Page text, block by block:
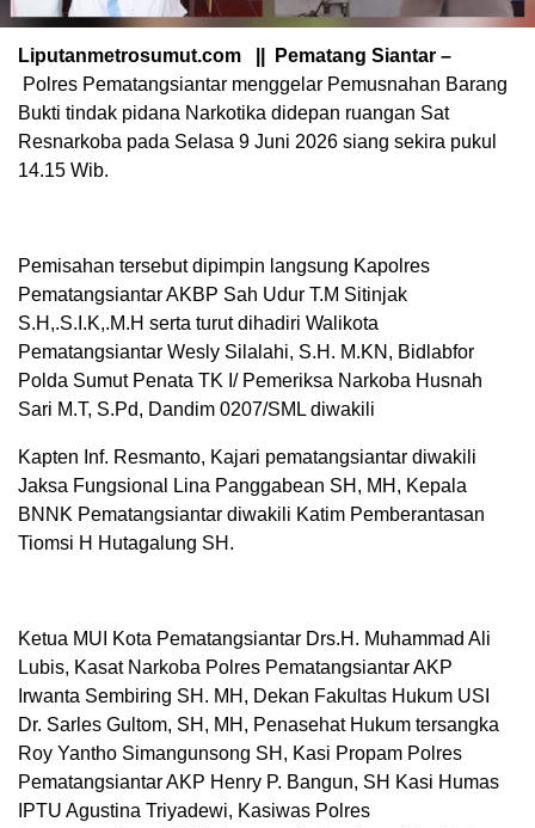
Liputanmetrosumut.com || Pematang Siantar –
Polres Pematangsiantar menggelar Pemusnahan Barang
Bukti tindak pidana Narkotika didepan ruangan Sat
Resnarkoba pada Selasa 9 Juni 2026 siang sekira pukul
14.15 Wib.
Pemisahan tersebut dipimpin langsung Kapolres
Pematangsiantar AKBP Sah Udur T.M Sitinjak
S.H,.S.I.K,.M.H serta turut dihadiri Walikota
Pematangsiantar Wesly Silalahi, S.H. M.KN, Bidlabfor
Polda Sumut Penata TK I/ Pemeriksa Narkoba Husnah
Sari M.T, S.Pd, Dandim 0207/SML diwakili
Kapten Inf. Resmanto, Kajari pematangsiantar diwakili
Jaksa Fungsional Lina Panggabean SH, MH, Kepala
BNNK Pematangsiantar diwakili Katim Pemberantasan
Tiomsi H Hutagalung SH.
Ketua MUI Kota Pematangsiantar Drs.H. Muhammad Ali
Lubis, Kasat Narkoba Polres Pematangsiantar AKP
Irwanta Sembiring SH. MH, Dekan Fakultas Hukum USI
Dr. Sarles Gultom, SH, MH, Penasehat Hukum tersangka
Roy Yantho Simangunsong SH, Kasi Propam Polres
Pematangsiantar AKP Henry P. Bangun, SH Kasi Humas
IPTU Agustina Triyadewi, Kasiwas Polres